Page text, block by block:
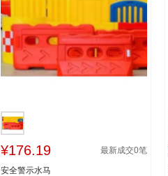
¥176.19 最新成交0笔
安全警示水马